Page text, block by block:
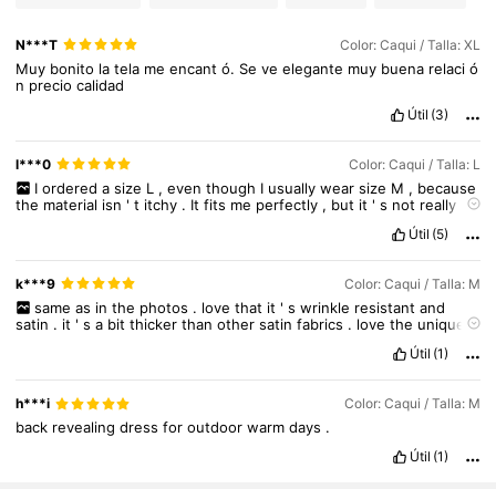
N***T Color: Caqui / Talla: XL
Muy bonito latela meencantó. Seveelegante muy buena relació
n preciocalidad
Útil (3)
l***0 Color: Caqui / Talla: L
I ordered a size L , even though I usually wear size M , because
the material isn 't itchy . Itfits me perfectly , but it 's not really
Útil (5)
k***9 Color: Caqui / Talla: M
same as in the photos . love that it ' s wrinkle resistant and
satin . it 'sa bitthickerthanothersatinfabrics . lovethe unique
Útil (1)
h***i Color: Caqui / Talla: M
back revealingdressforoutdoorwarmdays .
Útil (1)